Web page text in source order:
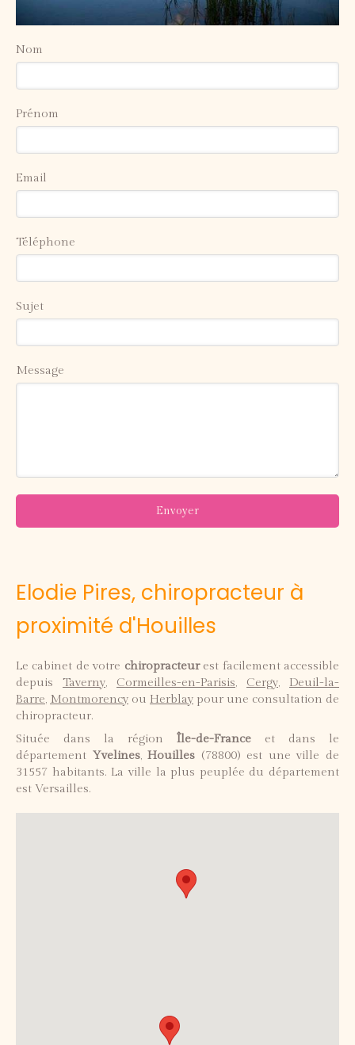
Nom
Prénom
Email
Téléphone
Sujet
Message
Envoyer
Elodie Pires, chiropracteur à
proximité d'Houilles
Le cabinet de votre chiropracteurest facilement accessible
depuis Taverny, Cormeilles-en-Parisis, Cergy, Deuil-la-
Barre, Montmorency ou Herblay pour une consultation de
chiropracteur.
Située dans la région Île-de-France et dans le
département Yvelines,Houilles (78800) est une ville de
31557 habitants. La ville la plus peuplée du département
est Versailles.